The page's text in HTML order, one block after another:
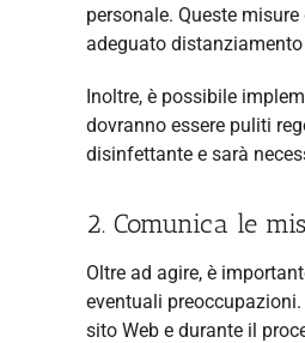
personale. Queste
adeguato
Inoltre, è possibile
dovranno essere puliti
disinfettante e sarà
2. Comunica le
Oltre ad agire, è
eventuali
sito Web e durante il